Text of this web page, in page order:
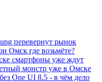
перевернут рынок
Омск где возьмёте?
смартфоны уже ждут
монстр уже в Омске
One UI 8.5 - в чём дело